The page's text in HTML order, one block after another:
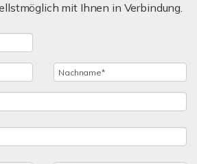
mit Ihnen in Verbindung.